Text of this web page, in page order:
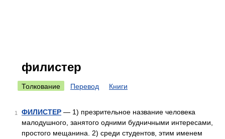
филистер
Толкование Перевод Книги
1 ФИЛИСТЕР — 1) презрительное название человека
малодушного, занятого одними будничными интересами,
простого мещанина. 2) среди студентов, этим именем